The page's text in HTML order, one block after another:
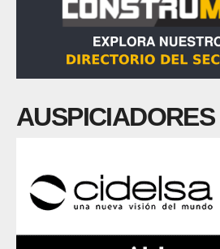
AUSPICIADORES